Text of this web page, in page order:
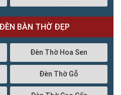
BÀN THỜ ĐẸP
Đèn Thờ Hoa Sen
Đèn Thờ Gỗ